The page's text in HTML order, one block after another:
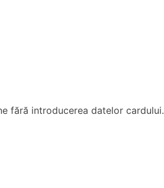
fără introducerea datelor cardului.